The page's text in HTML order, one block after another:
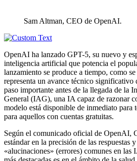
Sam Altman, CEO de OpenAI.
OpenAI ha lanzado GPT-5, su nuevo y
inteligencia artificial que potencia el
lanzamiento se produce a tiempo, como
representa un avance técnico
paso importante antes de la llegada de la
General (IAG), una IA capaz de razonar
modelo está disponible de inmediato para
para aquellos con cuentas gratuitas.
Según el comunicado oficial de OpenAI,
estándar en la precisión de las respuestas
«alucinaciones» (errores) comunes en las